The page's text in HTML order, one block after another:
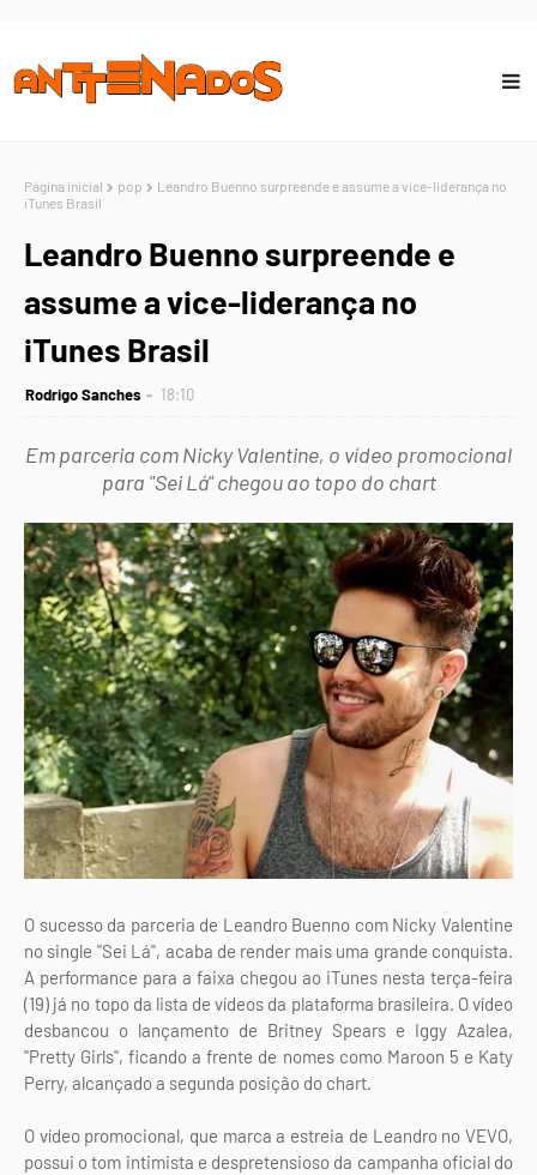
Página inicial pop
Leandro Buenno surpreende e assume a vice-liderança no
iTunes Brasil
Leandro Buenno surpreende e
assume a vice-liderança no
iTunes Brasil
Rodrigo Sanches 18:10
Em parceria com Nicky Valentine, o vídeo promocional
para "Sei Lá" chegou ao topo do chart
O sucesso da parceria de Leandro Buenno com Nicky Valentine
no single "Sei Lá", acaba de render mais uma grande conquista.
A performance para a faixa chegou ao iTunes nesta terça-feira
(19) já no topo da lista de vídeos da plataforma brasileira. O vídeo
desbancou o lançamento de Britney Spears e Iggy Azalea,
"Pretty Girls", ficando a frente de nomes como Maroon 5 e Katy
Perry, alcançado a segunda posição do chart.
O vídeo promocional, que marca a estreia de Leandro no VEVO,
possui o tom intimista e despretensioso da campanha oficial do